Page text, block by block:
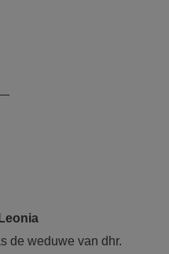
Leonia
de weduwe van dhr.